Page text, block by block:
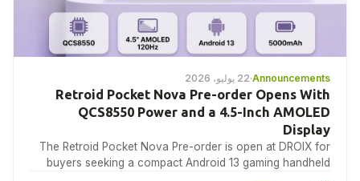
Announcements
·22 يوليو، 2026
Retroid Pocket Nova Pre-order Opens With
QCS8550 Power and a 4.5-Inch AMOLED
Display
The Retroid Pocket Nova Pre-order is open at DROIX for
buyers seeking a compact Android 13 gaming handheld